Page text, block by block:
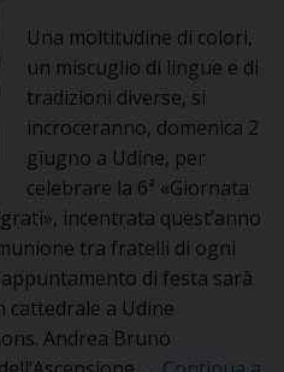
Una moltitudine di colori,
un miscuglio di lingue e di
tradizioni diverse, si
incroceranno, domenica 2
giugno a Udine, per
celebrare la 6ª «Giornata
incentrata quest’anno
tra fratelli di ogni
di festa sarà
cattedrale a Udine
Andrea Bruno